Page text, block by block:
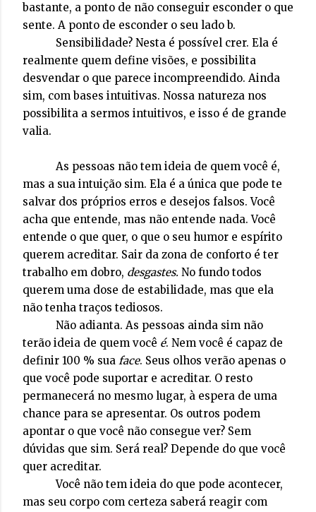
bastante, a ponto de não conseguir esconder o que
sente. A ponto de esconder o seu lado b.
Sensibilidade? Nesta é possível crer. Ela é
realmente quem define visões, e possibilita
desvendar o que parece incompreendido. Ainda
sim, com bases intuitivas. Nossa natureza nos
possibilita a sermos intuitivos, e isso é de grande
valia.
As pessoas não tem ideia de quem você é,
mas a sua intuição sim. Ela é a única que pode te
salvar dos próprios erros e desejos falsos. Você
acha que entende, mas não entende nada. Você
entende o que quer, o que o seu humor e espírito
querem acreditar. Sair da zona de conforto é ter
trabalho em dobro, desgastes. No fundo todos
querem uma dose de estabilidade, mas que ela
não tenha traços tediosos.
Não adianta. As pessoas ainda sim não
terão ideia de quem você é. Nem você é capaz de
definir 100 % sua face. Seus olhos verão apenas o
que você pode suportar e acreditar. O resto
permanecerá no mesmo lugar, à espera de uma
chance para se apresentar. Os outros podem
apontar o que você não consegue ver? Sem
dúvidas que sim. Será real? Depende do que você
quer acreditar.
Você não tem ideia do que pode acontecer,
mas seu corpo com certeza saberá reagir com